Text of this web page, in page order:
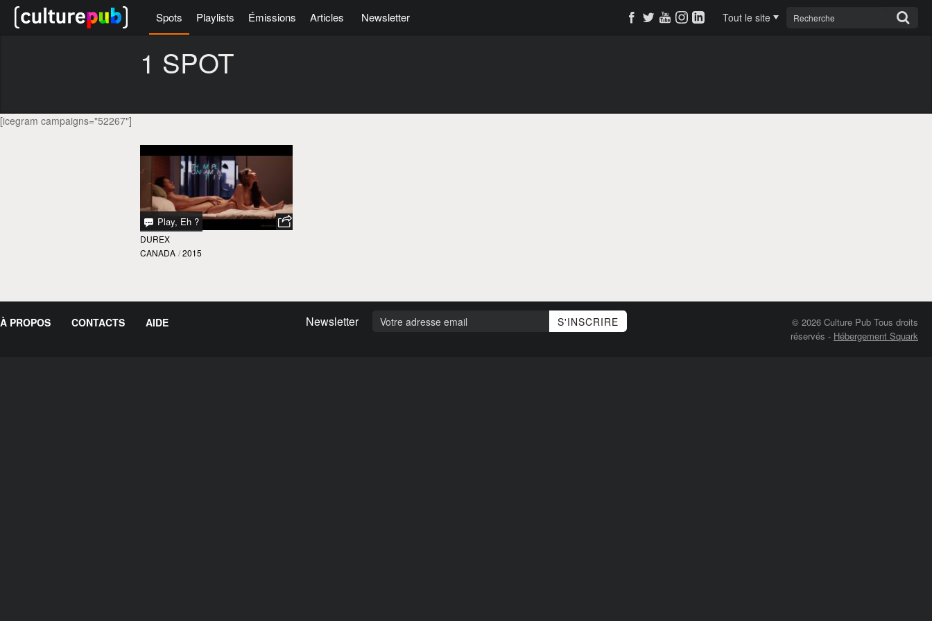
Spots Playlists Émissions Articles Newsletter Tout le site
1 SPOT
[icegram campaigns="52267"]
Play, Eh ?
DUREX
CANADA / 2015
À PROPOS CONTACTS AIDE Newsletter
© 2026 Culture Pub Tous droits
réservés - Hébergement Squark